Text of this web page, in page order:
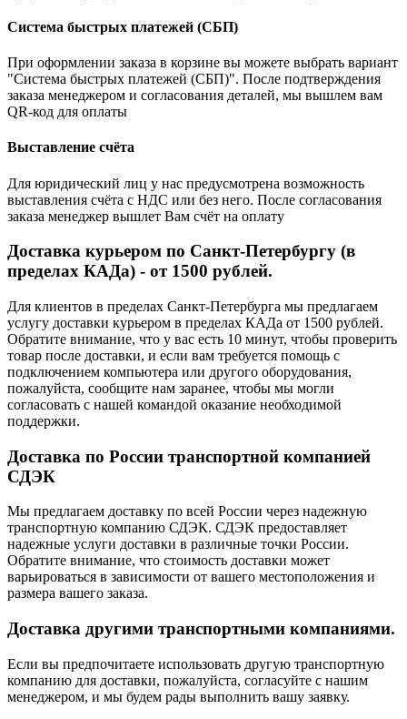
Система быстрых платежей (СБП)
При оформлении заказа в корзине вы можете выбрать вариант
"Система быстрых платежей (СБП)". После подтверждения
заказа менеджером и согласования деталей, мы вышлем вам
QR-код для оплаты
Выставление счёта
Для юридический лиц у нас предусмотрена возможность
выставления счёта с НДС или без него. После согласования
заказа менеджер вышлет Вам счёт на оплату
Доставка курьером по Санкт-Петербургу (в
пределах КАДа) - от 1500 рублей.
Для клиентов в пределах Санкт-Петербурга мы предлагаем
услугу доставки курьером в пределах КАДа от 1500 рублей.
Обратите внимание, что у вас есть 10 минут, чтобы проверить
товар после доставки, и если вам требуется помощь с
подключением компьютера или другого оборудования,
пожалуйста, сообщите нам заранее, чтобы мы могли
согласовать с нашей командой оказание необходимой
поддержки.
Доставка по России транспортной компанией
СДЭК
Мы предлагаем доставку по всей России через надежную
транспортную компанию СДЭК. СДЭК предоставляет
надежные услуги доставки в различные точки России.
Обратите внимание, что стоимость доставки может
варьироваться в зависимости от вашего местоположения и
размера вашего заказа.
Доставка другими транспортными компаниями.
Если вы предпочитаете использовать другую транспортную
компанию для доставки, пожалуйста, согласуйте с нашим
менеджером, и мы будем рады выполнить вашу заявку.